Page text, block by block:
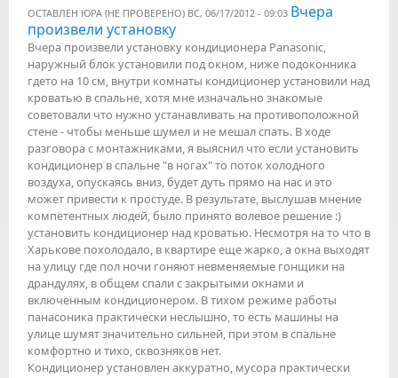
ОСТАВЛЕН ЮРА (НЕ ПРОВЕРЕНО) ВС, 06/17/2012 - 09:03 Вчера
произвели установку
Вчера произвели установку кондиционера Panasonic,
наружный блок установили под окном, ниже подоконника
гдето на 10 см, внутри комнаты кондиционер установили над
кроватью в спальне, хотя мне изначально знакомые
советовали что нужно устанавливать на противоположной
стене - чтобы меньше шумел и не мешал спать. В ходе
разговора с монтажниками, я выяснил что если установить
кондиционер в спальне "в ногах" то поток холодного
воздуха, опускаясь вниз, будет дуть прямо на нас и это
может привести к простуде. В результате, выслушав мнение
компетентных людей, было принято волевое решение :)
установить кондиционер над кроватью. Несмотря на то что в
Харькове похолодало, в квартире еще жарко, а окна выходят
на улицу где пол ночи гоняют невменяемые гонщики на
драндулях, в общем спали с закрытыми окнами и
включенным кондиционером. В тихом режиме работы
панасоника практически неслышно, то есть машины на
улице шумят значительно сильней, при этом в спальне
комфортно и тихо, сквозняков нет.
Кондиционер установлен аккуратно, мусора практически